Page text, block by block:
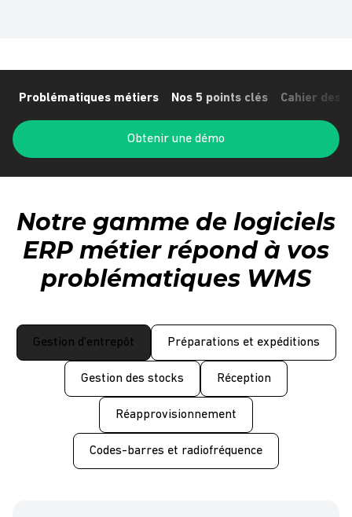
Problématiques métiers Nos 5 points clés Cahier des
Obtenir une démo
Notre gamme de logiciels
ERP métier répond à vos
problématiques WMS
Gestion d’entrepôt Préparations et expéditions
Gestion des stocks Réception
Réapprovisionnement
Codes-barres et radiofréquence